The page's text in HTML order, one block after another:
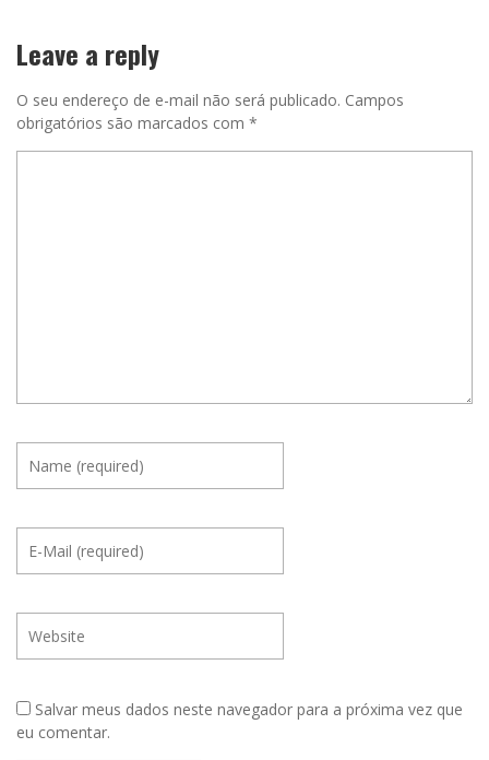
Leave a reply
O seu endereço de e-mail não será publicado. Campos
obrigatórios são marcados com *
Salvar meus dados neste navegador para a próxima vez que
eu comentar.